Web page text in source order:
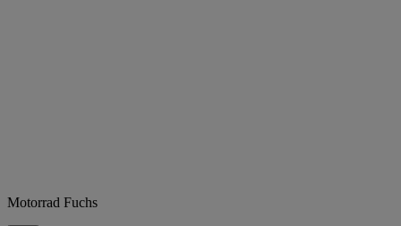
Motorrad Fuchs